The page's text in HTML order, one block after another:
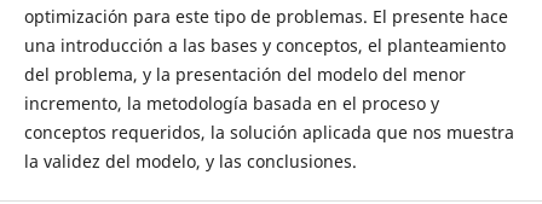
optimización para este tipo de problemas. El presente hace
una introducción a las bases y conceptos, el planteamiento
del problema, y la presentación del modelo del menor
incremento, la metodología basada en el proceso y
conceptos requeridos, la solución aplicada que nos muestra
la validez del modelo, y las conclusiones.